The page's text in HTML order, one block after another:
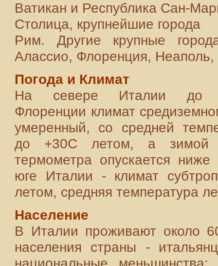
Ватикан и Республика Сан-
Столица, крупнейшие города
Рим. Другие крупные
Алассио, Флоренция,
Погода и Климат
На севере Италии до
Флоренции климат
умеренный, со средней
до +30С летом, а зимой
термометра опускается
юге Италии - климат
летом, средняя температура
Население
В Италии проживают около
населения страны -